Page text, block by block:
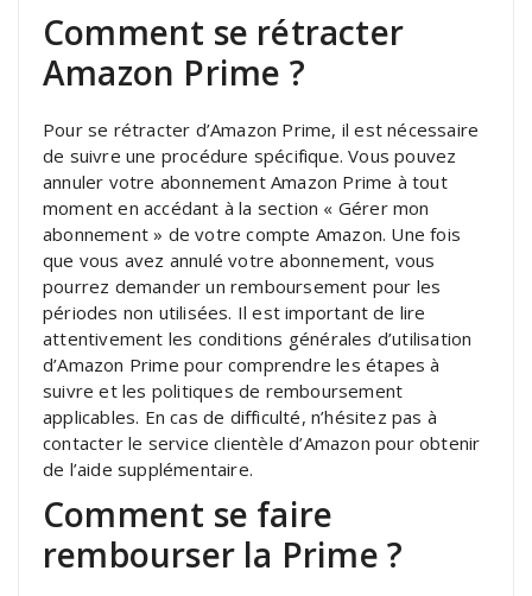
Comment se rétracter
Amazon Prime ?
Pour se rétracter d’Amazon Prime, il est nécessaire
de suivre une procédure spécifique. Vous pouvez
annuler votre abonnement Amazon Prime à tout
moment en accédant à la section « Gérer mon
abonnement » de votre compte Amazon. Une fois
que vous avez annulé votre abonnement, vous
pourrez demander un remboursement pour les
périodes non utilisées. Il est important de lire
attentivement les conditions générales d’utilisation
d’Amazon Prime pour comprendre les étapes à
suivre et les politiques de remboursement
applicables. En cas de difficulté, n’hésitez pas à
contacter le service clientèle d’Amazon pour obtenir
de l’aide supplémentaire.
Comment se faire
rembourser la Prime ?